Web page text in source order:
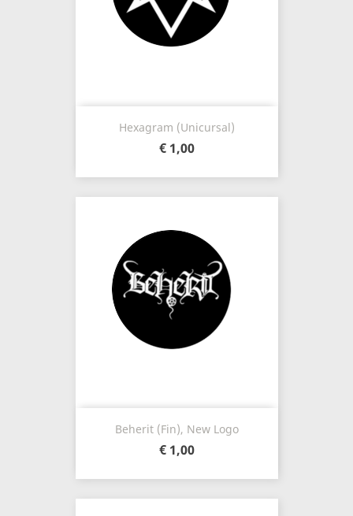
Hexagram (unicursal)
€ 1,00
Beherit (Fin), New Logo
€ 1,00